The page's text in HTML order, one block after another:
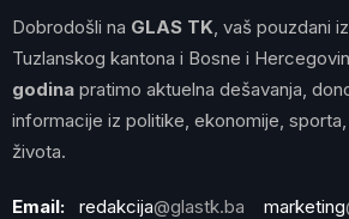
Dobrodošli na GLAS TK , vaš pouzdani
Tuzlanskog kantona i Bosne i
godina pratimo aktuelna dešavanja,
informacije iz politike, ekonomije,
života.
Email: redakcija@glastk.ba marketing